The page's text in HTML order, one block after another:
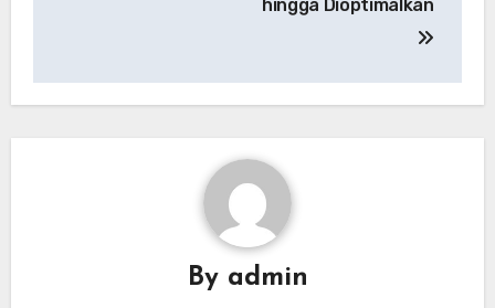
hingga Dioptimalkan
By admin